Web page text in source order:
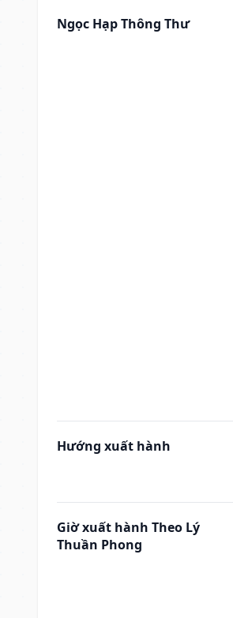
Ngọc Hạp Thông Thư
Hướng xuất hành
Giờ xuất hành Theo Lý
Thuần Phong